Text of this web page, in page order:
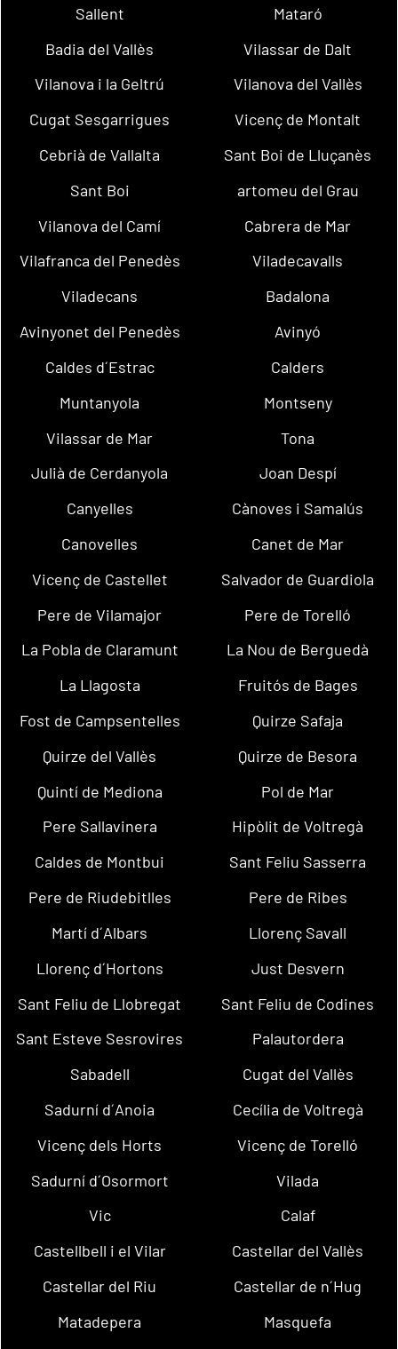
Sallent
Mataró
Badia del Vallès
Vilassar de Dalt
Vilanova i la Geltrú
Vilanova del Vallès
Cugat Sesgarrigues
Vicenç de Montalt
Cebrià de Vallalta
Sant Boi de Lluçanès
Sant Boi
artomeu del Grau
Vilanova del Camí
Cabrera de Mar
Vilafranca del Penedès
Viladecavalls
Viladecans
Badalona
Avinyonet del Penedès
Avinyó
Caldes d´Estrac
Calders
Muntanyola
Montseny
Vilassar de Mar
Tona
Julià de Cerdanyola
Joan Despí
Canyelles
Cànoves i Samalús
Canovelles
Canet de Mar
Vicenç de Castellet
Salvador de Guardiola
Pere de Vilamajor
Pere de Torelló
La Pobla de Claramunt
La Nou de Berguedà
La Llagosta
Fruitós de Bages
Fost de Campsentelles
Quirze Safaja
Quirze del Vallès
Quirze de Besora
Quintí de Mediona
Pol de Mar
Pere Sallavinera
Hipòlit de Voltregà
Caldes de Montbui
Sant Feliu Sasserra
Pere de Riudebitlles
Pere de Ribes
Martí d´Albars
Llorenç Savall
Llorenç d´Hortons
Just Desvern
Sant Feliu de Llobregat
Sant Feliu de Codines
Sant Esteve Sesrovires
Palautordera
Sabadell
Cugat del Vallès
Sadurní d´Anoia
Cecília de Voltregà
Vicenç dels Horts
Vicenç de Torelló
Sadurní d´Osormort
Vilada
Vic
Calaf
Castellbell i el Vilar
Castellar del Vallès
Castellar del Riu
Castellar de n´Hug
Matadepera
Masquefa